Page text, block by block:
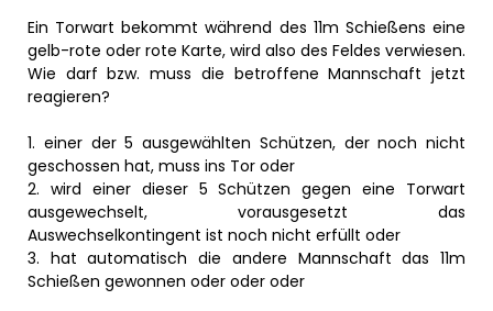
Ein Torwart bekommt während des 11m Schießens eine
gelb-rote oder rote Karte, wird also des Feldes verwiesen.
Wie darf bzw. muss die betroffene Mannschaft jetzt
reagieren?
1. einer der 5 ausgewählten Schützen, der noch nicht
geschossen hat, muss ins Tor oder
2. wird einer dieser 5 Schützen gegen eine Torwart
ausgewechselt, vorausgesetzt das
Auswechselkontingent ist noch nicht erfüllt oder
3. hat automatisch die andere Mannschaft das 11m
Schießen gewonnen oder oder oder